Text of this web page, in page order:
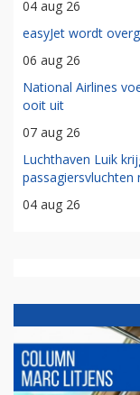
04 aug 26
easyJet wordt
06 aug 26
National Airlines
ooit uit
07 aug 26
Luchthaven Luik
04 aug 26